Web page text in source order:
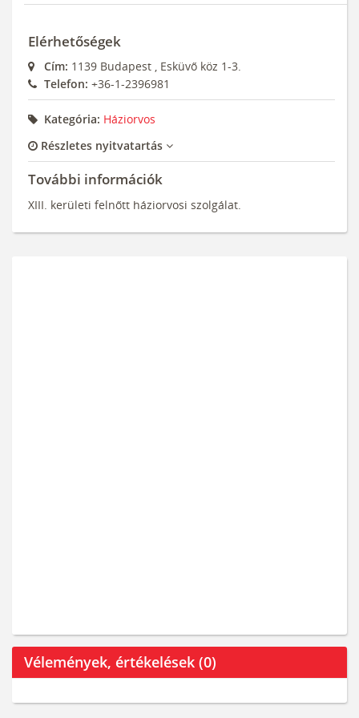
Elérhetőségek
Cím: 1139 Budapest , Esküvő köz 1-3.
Telefon: +36-1-2396981
Kategória: Háziorvos
Részletes nyitvatartás
További információk
XIII. kerületi felnőtt háziorvosi szolgálat.
Vélemények, értékelések (0)